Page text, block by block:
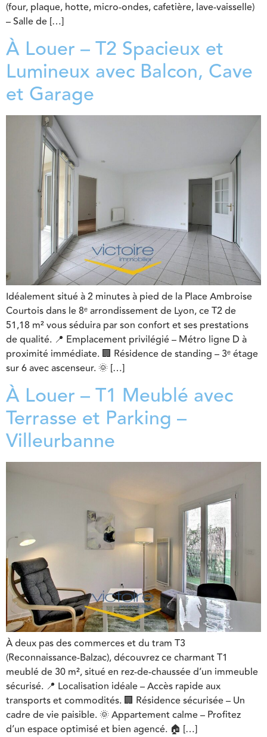
(four, plaque, hotte, micro-ondes, cafetière, lave-vaisselle)
– Salle de […]
À Louer – T2 Spacieux et
Lumineux avec Balcon, Cave
et Garage
Idéalement situé à 2 minutes à pied de la Place Ambroise
Courtois dans le 8ᵉ arrondissement de Lyon, ce T2 de
51,18 m² vous séduira par son confort et ses prestations
de qualité. 📍 Emplacement privilégié – Métro ligne D à
proximité immédiate. 🏢 Résidence de standing – 3ᵉ étage
sur 6 avec ascenseur. 🌞 […]
À Louer – T1 Meublé avec
Terrasse et Parking –
Villeurbanne
À deux pas des commerces et du tram T3
(Reconnaissance-Balzac), découvrez ce charmant T1
meublé de 30 m², situé en rez-de-chaussée d’un immeuble
sécurisé. 📍 Localisation idéale – Accès rapide aux
transports et commodités. 🏢 Résidence sécurisée – Un
cadre de vie paisible. 🌞 Appartement calme – Profitez
d’un espace optimisé et bien agencé. 🏠 […]